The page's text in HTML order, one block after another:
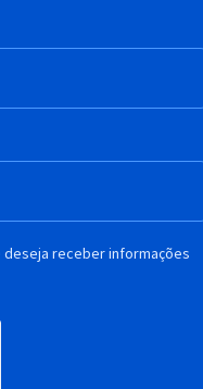
receber informações